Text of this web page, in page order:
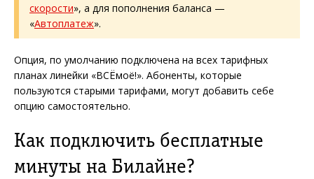
скорости», а для пополнения баланса —
«Автоплатеж».
Опция, по умолчанию подключена на всех тарифных
планах линейки «ВСЁмоё!». Абоненты, которые
пользуются старыми тарифами, могут добавить себе
опцию самостоятельно.
Как подключить бесплатные
минуты на Билайне?